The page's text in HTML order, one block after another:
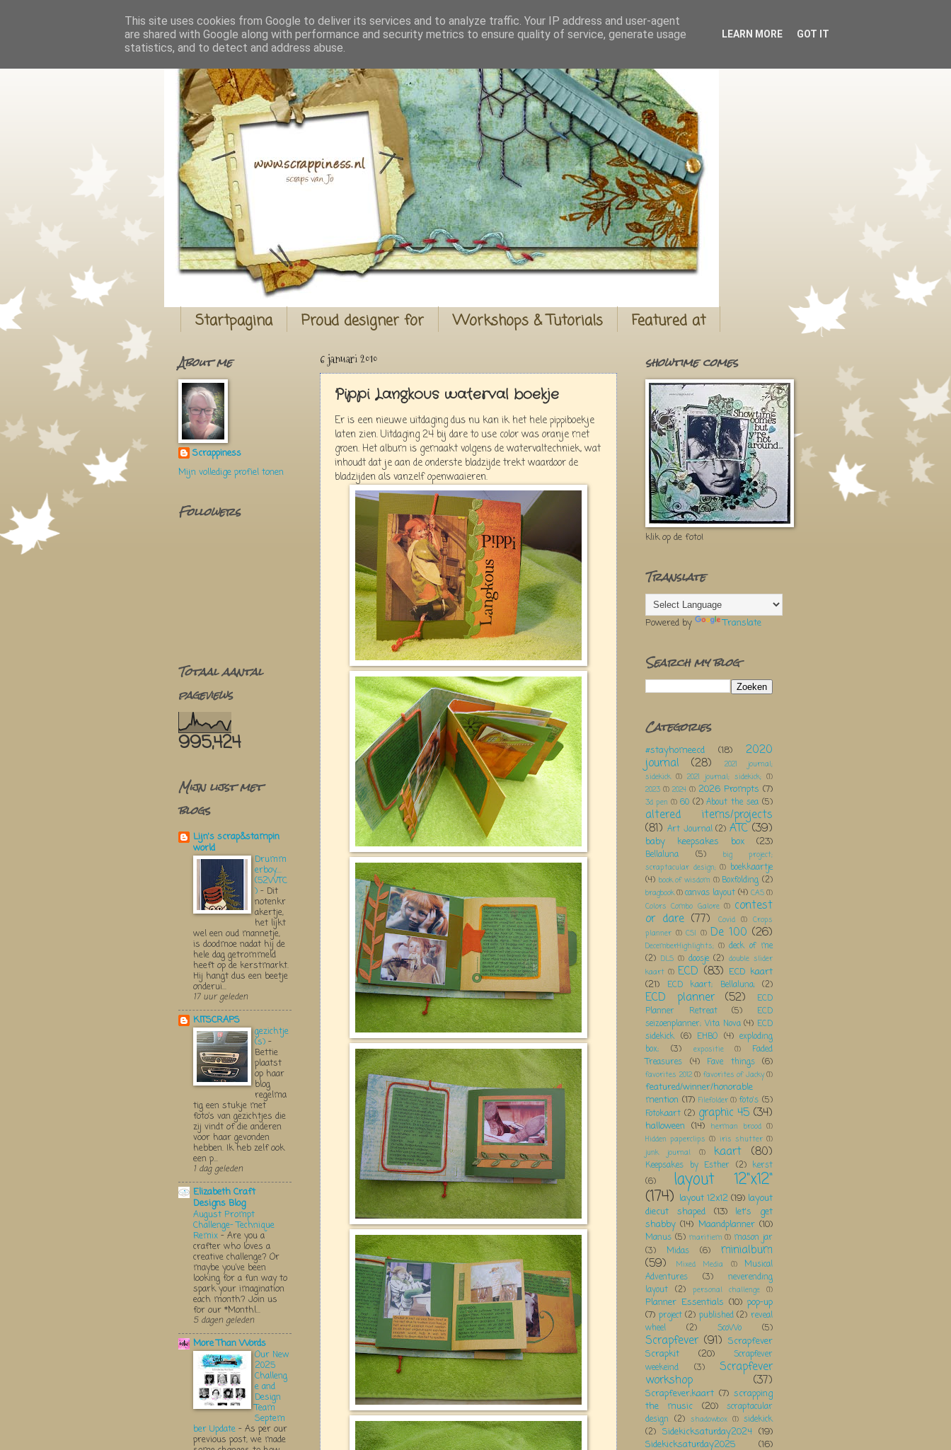
Startpagina Proud designer for Workshops & Tutorials Featured at
6 januari 2010
Pippi Langkous waterval boekje
Er is een nieuwe uitdaging dus nu kan ik het hele pippiboekje
laten zien. Uitdaging 24 bij dare to use color was oranje met
groen. Het album is gemaakt volgens de watervaltechniek, wat
inhoudt dat je aan de onderste bladzijde trekt waardoor de
bladzijden als vanzelf openwaaieren.
About me
Scrappiness
Mijn volledige profiel tonen
Followers
Totaal aantal
pageviews
995,424
Mijn lijst met
blogs
Lijn's scrap&stampin
world
Drumm
erboy....
(52WTC
) - Dit
notenkr
akertje,
het lijkt
wel een oud mannetje,
is doodmoe nadat hij de
hele dag getrommeld
heeft op de kerstmarkt.
Hij hangt dus een beetje
onderui...
17 uur geleden
KITSCRAPS
gezichtje
(s) -
Bettie
plaatst
op haar
blog
regelma
tig een stukje met
foto’s van gezichtjes die
zij vindt of die anderen
voor haar gevonden
hebben. Ik heb zelf ook
een p...
1 dag geleden
Elizabeth Craft
Designs Blog
August Prompt
Challenge- Technique
Remix - Are you a
crafter who loves a
creative challenge? Or
maybe you’ve been
looking for a fun way to
spark your imagination
each month? Join us
for our *Monthl...
5 dagen geleden
More Than Words
Our New
2025
Challeng
e and
Design
Team
Septem
ber Update - As per our
previous post, we made
showtime comes
klik op de foto!
Translate
Powered by Translate
Search my blog
Categories
#stayhomeecd (18) 2020
journal (28)
2021 journal;
sidekick (1) 2021 journal; sidekick; (1)
2023 (1) 2024 (1) 2026 Prompts (7)
3d pen (1) 60 (2) About the sea (5)
altered items/projects
(81) Art Journal (2) ATC (39)
baby keepsakes box (23)
Bellaluna (5)
big project;
scraptacular design; (1) boekkaartje
(4) book of wisdom (1) Boxfolding (2)
bragbook(1)canvas layout (4) CAS(1)
Colors Combo Galore (1) contest
or dare (77) Covid (1) Crops
planner (1) CSI (1) De 100 (26)
DecemberHighlights; (1) deck of me
(2) DLS (1) doosje (2) double slider
kaart (1) ECD (83) ECD kaart
(21)
ECD kaart; Bellaluna; (2)
ECD planner (52)
ECD
Planner Retreat
(5)
ECD
seizoenplanner; Vita Nova (4) ECD
sidekick (6) EHBO (4) exploding
box;
(3) expositie (1)
Faded
Treasures
(4) Fave things (6)
favorites 2012 (1) favorites of Jacky (1)
featured/winner/honorable
mention (17) Filefolder (1) foto's (5)
Fotokaart (2) graphic 45 (34)
halloween (14) herman brood (1)
Hidden paperclips (1) iris shutter (1)
junk journal
(1) kaart (80)
Keepsakes by Esther (2) kerst
(6)
layout 12"x12"
(174) layout 12x12 (19) layout
diecut shaped
(13)
let's get
shabby (14) Maandplanner (10)
Manus (5) maritiem (1) mason jar
(3)
Midas (6) minialbum
(59) Mixed Media (1)
Musical
Adventures
(3)
neverending
layout (2) personal challenge (1)
Planner Essentials (10) pop-up
(7) project (2) published (2) reveal
wheel
(2) ScoWo (5)
Scrapfever (91) Scrapfever
Scrapkit
(20)
Scrapfever
weekeind
(3) Scrapfever
workshop (37)
Scrapfever;kaart (7) scrapping
the music
(20)
scraptacular
design (2) shadowbox (1) sidekick
(2) Sidekicksaturday2024 (19)
Sidekicksaturday2025
(16)
This site uses cookies from Google to deliver its services and to analyze traffic. Your IP address and user-agent
are shared with Google along with performance and security metrics to ensure quality of service, generate usage
statistics, and to detect and address abuse.
LEARN MORE GOT IT